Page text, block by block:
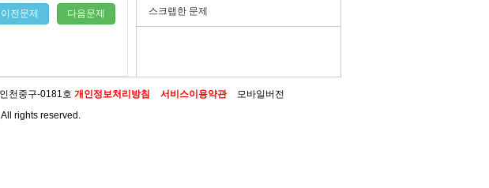
스크랩한 문제
다음문제
이전문제
천중구-0181호 개인정보처리방침 서비스이용약관
모바일버전
rights reserved.